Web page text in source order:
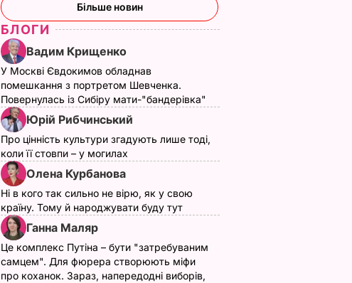
Більше новин
БЛОГИ
Вадим Крищенко
У Москві Євдокимов обладнав
помешкання з портретом Шевченка.
Повернулась із Сибіру мати-"бандерівка"
Юрій Рибчинський
Про цінність культури згадують лише тоді,
коли її стовпи – у могилах
Олена Курбанова
Ні в кого так сильно не вірю, як у свою
країну. Тому й народжувати буду тут
Ганна Маляр
Це комплекс Путіна – бути "затребуваним
самцем". Для фюрера створюють міфи
про коханок. Зараз, напередодні виборів,